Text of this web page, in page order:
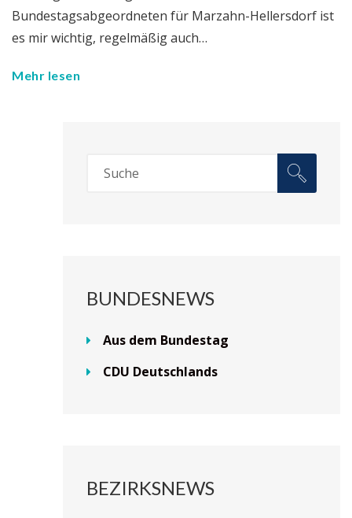
Bundestagsabgeordneten für Marzahn-Hellersdorf ist
es mir wichtig, regelmäßig auch…
Mehr lesen
BUNDESNEWS
Aus dem Bundestag
CDU Deutschlands
BEZIRKSNEWS